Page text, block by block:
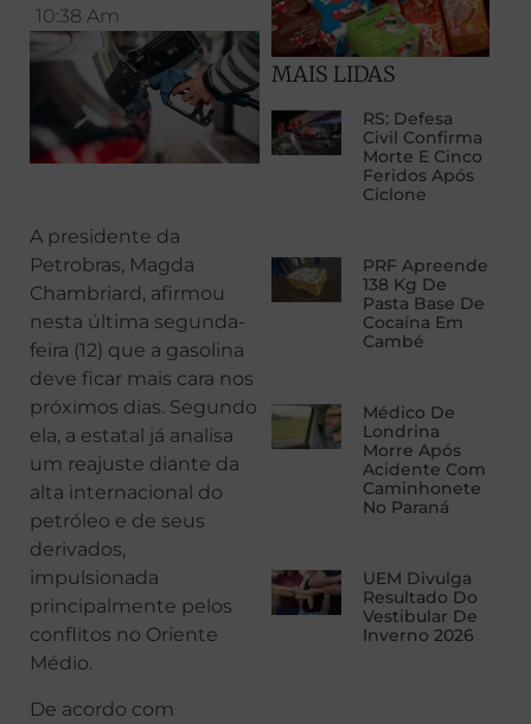
10:38 Am
A presidente da
Petrobras, Magda
Chambriard, afirmou
nesta última segunda-
feira (12) que a gasolina
deve ficar mais cara nos
próximos dias. Segundo
ela, a estatal já analisa
um reajuste diante da
alta internacional do
petróleo e de seus
derivados,
impulsionada
principalmente pelos
conflitos no Oriente
Médio.
De acordo com
MAIS LIDAS
RS: Defesa
Civil Confirma
Morte E Cinco
Feridos Após
Ciclone
PRF Apreende
138 Kg De
Pasta Base De
Cocaína Em
Cambé
Médico De
Londrina
Morre Após
Acidente Com
Caminhonete
No Paraná
UEM Divulga
Resultado Do
Vestibular De
Inverno 2026